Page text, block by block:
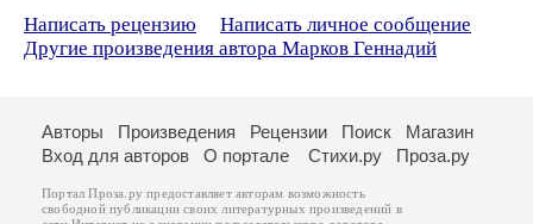
Написать рецензию
Написать личное сообщение
Другие произведения автора Марков Геннадий
Авторы Произведения Рецензии Поиск
Магазин
Вход для авторов
О портале Стихи.ру Проза.ру
Портал Проза.ру предоставляет авторам возможность
свободной публикации своих литературных произведений в